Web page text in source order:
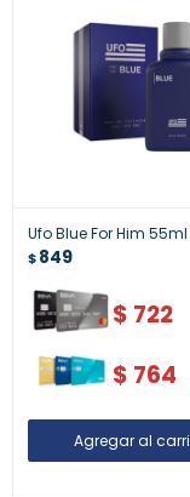
Ufo Blue For Him 55ml
$849
$ 722
$ 764